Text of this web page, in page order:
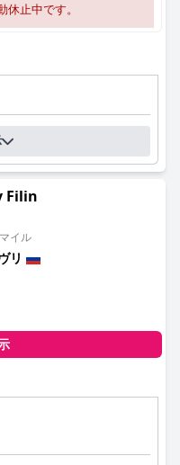
止中です。
Filin
イル
リ